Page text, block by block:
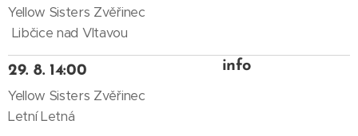
Yellow Sisters Zvěřinec
Libčice nad Vltavou
29. 8. 14:00
Yellow Sisters Zvěřinec
Letní Letná
info